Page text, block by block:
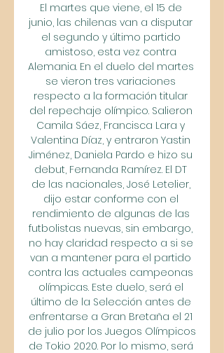
El martes que viene, el 15 de
junio, las chilenas van a disputar
el segundo y último partido
amistoso, esta vez contra
Alemania. En el duelo del martes
se vieron tres variaciones
respecto a la formación titular
del repechaje olímpico. Salieron
Camila Sáez, Francisca Lara y
Valentina Díaz, y entraron Yastin
Jiménez, Daniela Pardo e hizo su
debut, Fernanda Ramírez. El DT
de las nacionales, José Letelier,
dijo estar conforme con el
rendimiento de algunas de las
futbolistas nuevas, sin embargo,
no hay claridad respecto a si se
van a mantener para el partido
contra las actuales campeonas
olímpicas. Este duelo, será el
último de la Selección antes de
enfrentarse a Gran Bretaña el 21
de julio por los Juegos Olímpicos
de Tokio 2020. Por lo mismo, será